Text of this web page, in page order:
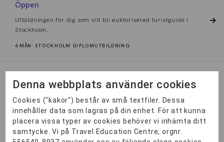
Öppen
Utbildningen för dig som vill bli auktoriserad turistguide i
Stockholm.
6 MÅN STOCKHOLM DIPLOMUTBILDNING
TRAC turism- och resekonsult med IATA
Turism- och resekonsult är en unik YH-utbildning med både
TRAC- OCH IATA-certifiering. Den är självklart avgiftsfri
och...
2 ÅR DISTANS
Denna webbplats använder cookies
Cookies ("kakor") består av små textfiler. Dessa
innehåller data som lagras på din enhet. För att kunna
placera vissa typer av cookies behöver vi inhämta ditt
samtycke. Vi på Travel Education Centre, orgnr.